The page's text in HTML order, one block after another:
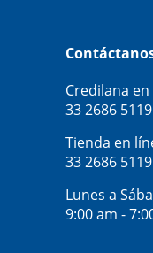
Credilana en
33 2686 5119
Tienda en
33 2686 5119
Lunes a
9:00 am -